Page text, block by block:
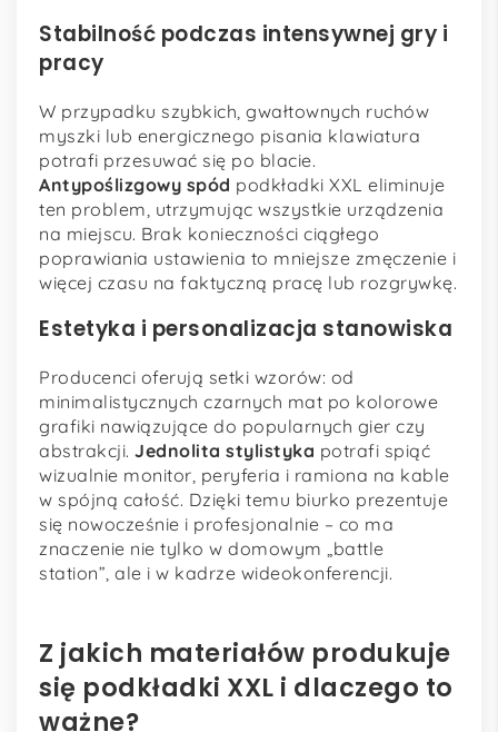
Stabilność podczas intensywnej gry i
pracy
W przypadku szybkich, gwałtownych ruchów
myszki lub energicznego pisania klawiatura
potrafi przesuwać się po blacie.
Antypoślizgowy spód podkładki XXL eliminuje
ten problem, utrzymując wszystkie urządzenia
na miejscu. Brak konieczności ciągłego
poprawiania ustawienia to mniejsze zmęczenie i
więcej czasu na faktyczną pracę lub rozgrywkę.
Estetyka i personalizacja stanowiska
Producenci oferują setki wzorów: od
minimalistycznych czarnych mat po kolorowe
grafiki nawiązujące do popularnych gier czy
abstrakcji. Jednolita stylistyka potrafi spiąć
wizualnie monitor, peryferia i ramiona na kable
w spójną całość. Dzięki temu biurko prezentuje
się nowocześnie i profesjonalnie – co ma
znaczenie nie tylko w domowym „battle
station”, ale i w kadrze wideokonferencji.
Z jakich materiałów produkuje
się podkładki XXL i dlaczego to
ważne?